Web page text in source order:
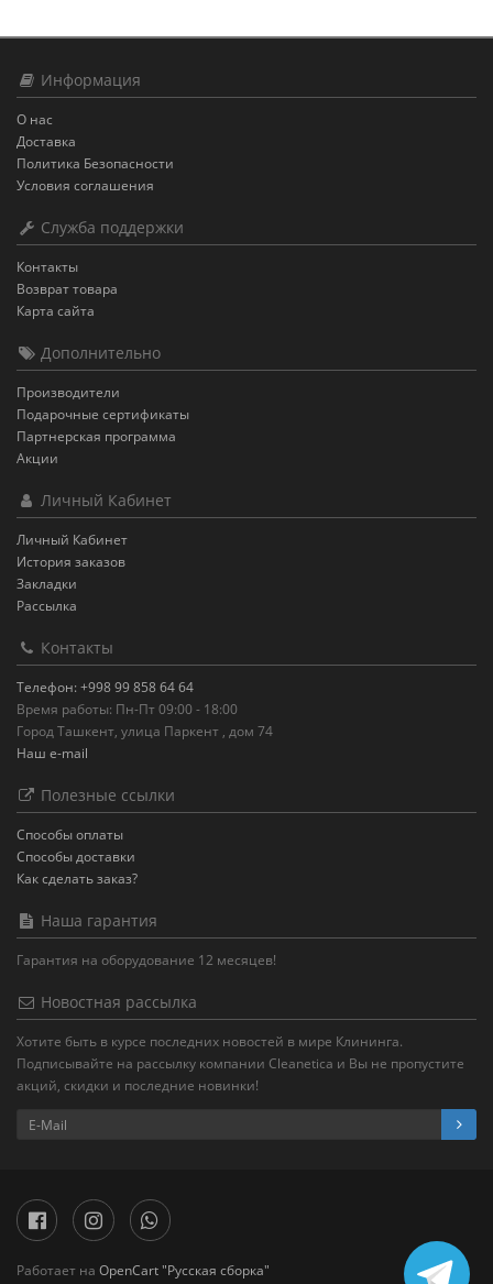
Информация
О нас
Доставка
Политика Безопасности
Условия соглашения
Служба поддержки
Контакты
Возврат товара
Карта сайта
Дополнительно
Производители
Подарочные сертификаты
Партнерская программа
Акции
Личный Кабинет
Личный Кабинет
История заказов
Закладки
Рассылка
Контакты
Телефон: +998 99 858 64 64
Время работы: Пн-Пт 09:00 - 18:00
Город Ташкент, улица Паркент , дом 74
Наш e-mail
Полезные ссылки
Способы оплаты
Способы доставки
Как сделать заказ?
Наша гарантия
Гарантия на оборудование 12 месяцев!
Новостная рассылка
Хотите быть в курсе последних новостей в мире Клининга.
Подписывайте на рассылку компании Cleanetica и Вы не пропустите
акций, скидки и последние новинки!
Работает на OpenCart "Русская сборка"